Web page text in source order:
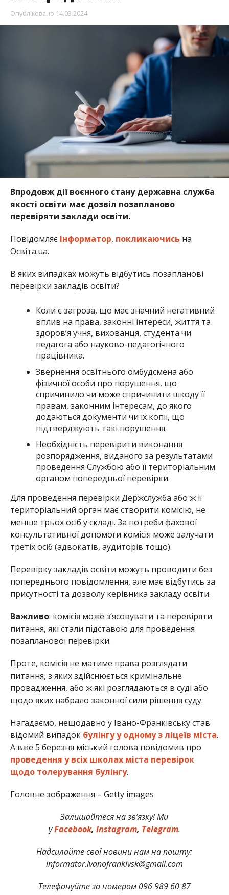
Опубліковано 14.03.2024
Впродовж дії воєнного стану державна служба
якості освіти має дозвіл позапланово
перевіряти заклади освіти.
Повідомляє Інформатор, покликаючись на
Освіта.ua.
В яких випадках можуть відбутись позапланові
перевірки закладів освіти?
Коли є загроза, що має значний негативний
вплив на права, законні інтереси, життя та
здоров’я учня, вихованця, студента чи
педагога або науково-педагогічного
працівника.
Звернення освітнього омбудсмена або
фізичної особи про порушення, що
спричинило чи може спричинити шкоду її
правам, законним інтересам, до якого
додаються документи чи їх копії, що
підтверджують такі порушення.
Необхідність перевірити виконання
розпорядження, виданого за результатами
проведення Службою або її територіальним
органом попередньої перевірки.
Для проведення перевірки Держслужба або ж її
територіальний орган має створити комісію, не
менше трьох осіб у складі. За потреби фахової
консультативної допомоги комісія може залучати
третіх осіб (адвокатів, аудиторів тощо).
Перевірку закладів освіти можуть проводити без
попереднього повідомлення, але має відбутись за
присутності та дозволу керівника закладу освіти.
Важливо: комісія може з’ясовувати та перевіряти
питання, які стали підставою для проведення
позапланової перевірки.
Проте, комісія не матиме права розглядати
питання, з яких здійснюється кримінальне
провадження, або ж які розглядаються в суді або
щодо яких набрало законної сили рішення суду.
Нагадаємо, нещодавно у Івано-Франківську став
відомий випадок булінгу у одному з ліцеїв міста.
А вже 5 березня міський голова повідомив про
проведення у всіх школах міста перевірок
щодо толерування булінгу.
Головне зображення – Getty images
Залишайтеся на зв’язку! Ми
уFacebook, Instagram, Telegram.
Надсилайте свої новини нам на пошту:
informator.ivanofrankivsk@gmail.com
Телефонуйте за номером 096 989 60 87